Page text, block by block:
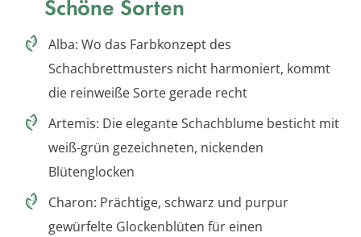
Schöne Sorten
Alba: Wo das Farbkonzept des
Schachbrettmusters nicht harmoniert, kommt
die reinweiße Sorte gerade recht
Artemis: Die elegante Schachblume besticht mit
weiß-grün gezeichneten, nickenden
Blütenglocken
Charon: Prächtige, schwarz und purpur
gewürfelte Glockenblüten für einen